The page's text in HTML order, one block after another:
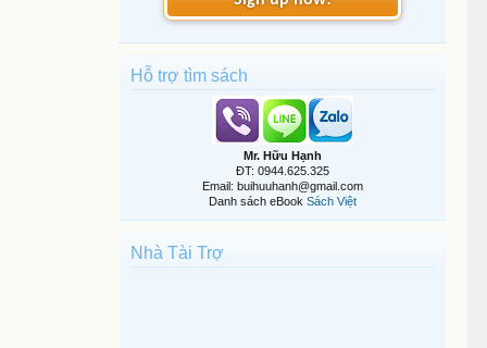
Hỗ trợ tìm sách
Mr. Hữu Hạnh
ĐT: 0944.625.325
Email: buihuuhanh@gmail.com
Danh sách eBook Sách Việt
Nhà Tài Trợ